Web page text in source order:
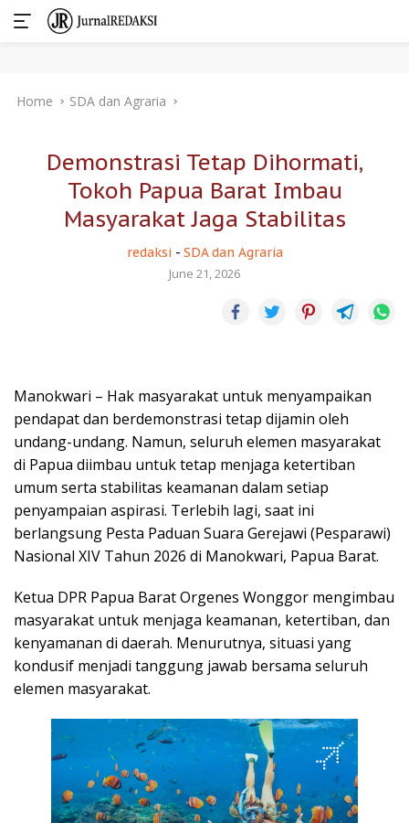
Home SDA dan Agraria
Demonstrasi Tetap Dihormati,
Tokoh Papua Barat Imbau
Masyarakat Jaga Stabilitas
redaksi - SDA dan Agraria
June 21, 2026
Manokwari – Hak masyarakat untuk menyampaikan
pendapat dan berdemonstrasi tetap dijamin oleh
undang-undang. Namun, seluruh elemen masyarakat
di Papua diimbau untuk tetap menjaga ketertiban
umum serta stabilitas keamanan dalam setiap
penyampaian aspirasi. Terlebih lagi, saat ini
berlangsung Pesta Paduan Suara Gerejawi (Pesparawi)
Nasional XIV Tahun 2026 di Manokwari, Papua Barat.
Ketua DPR Papua Barat Orgenes Wonggor mengimbau
masyarakat untuk menjaga keamanan, ketertiban, dan
kenyamanan di daerah. Menurutnya, situasi yang
kondusif menjadi tanggung jawab bersama seluruh
elemen masyarakat.